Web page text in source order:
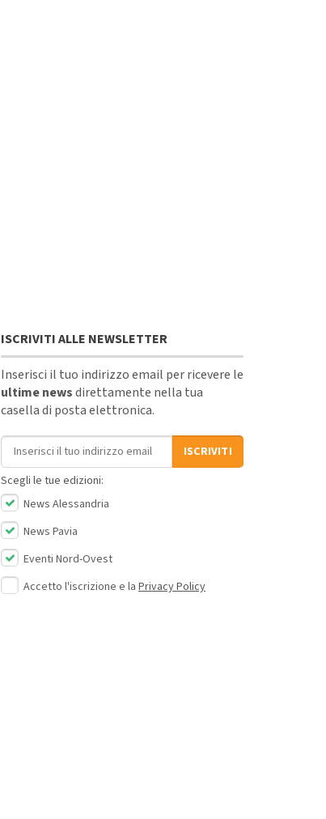
ISCRIVITI ALLE NEWSLETTER
Inserisci il tuo indirizzo email per ricevere le
ultime newsdirettamente nella tua
casella di posta elettronica.
Indirizzo email
ISCRIVITI
Scegli le tue edizioni:
News Alessandria
News Pavia
Eventi Nord-Ovest
Accetto l'iscrizione e la Privacy Policy